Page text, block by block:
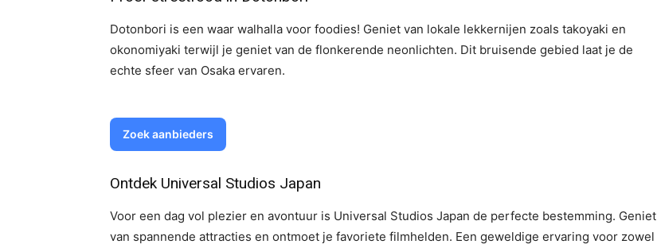
Dotonbori is een waar walhalla voor foodies! Geniet van lokale lekkernijen zoals takoyaki en
okonomiyaki terwijl je geniet van de flonkerende neonlichten. Dit bruisende gebied laat je de
echte sfeer van Osaka ervaren.
Zoek aanbieders
Ontdek Universal Studios Japan
Voor een dag vol plezier en avontuur is Universal Studios Japan de perfecte bestemming. Geniet
van spannende attracties en ontmoet je favoriete filmhelden. Een geweldige ervaring voor zowel